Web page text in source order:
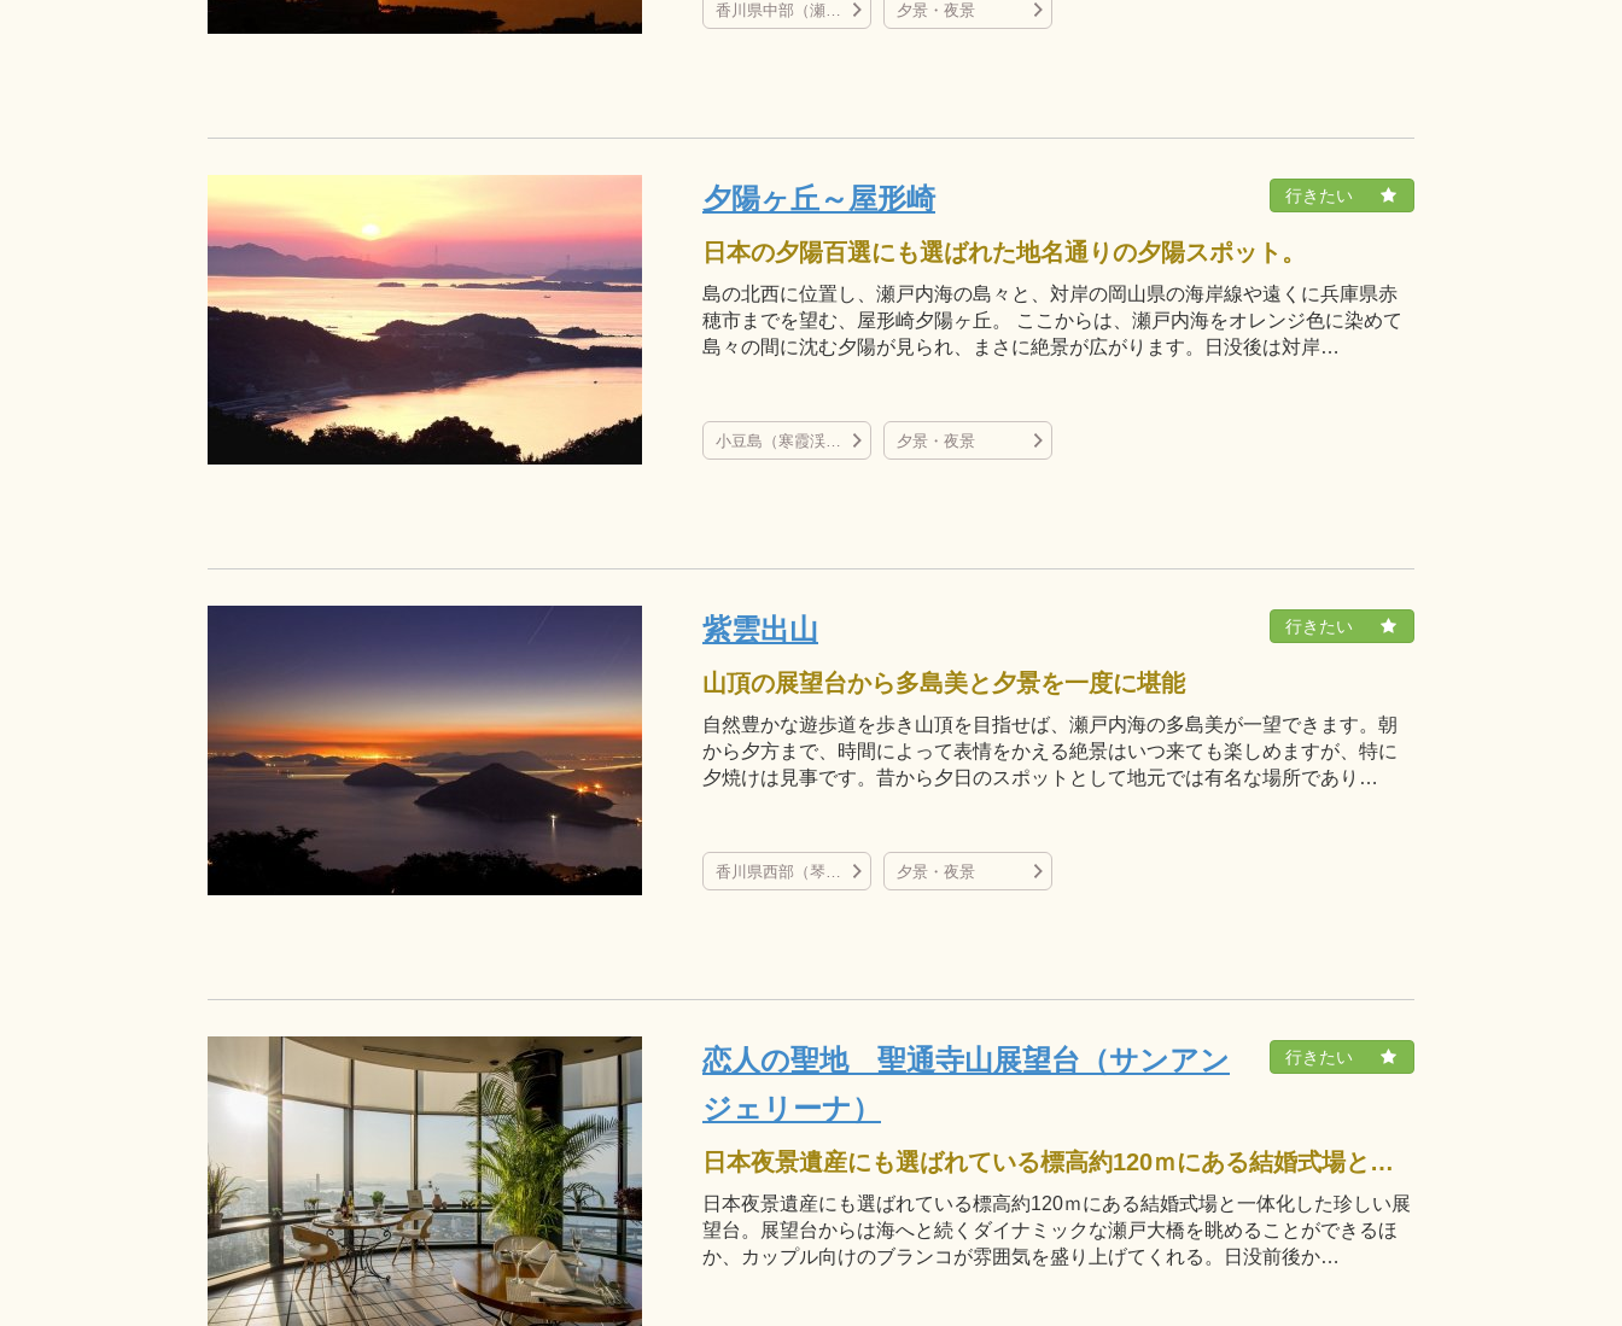
香川県中部（瀬戸大橋、丸亀城、金刀比羅宮など） 夕景・夜景
夕陽ヶ丘～屋形崎
日本の夕陽百選にも選ばれた地名通りの夕陽スポット。
島の北西に位置し、瀬戸内海の島々と、対岸の岡山県の海岸線や遠くに兵庫県赤
穂市までを望む、屋形崎夕陽ヶ丘。 ここからは、瀬戸内海をオレンジ色に染めて
島々の間に沈む夕陽が見られ、まさに絶景が広がります。日没後は対岸…
小豆島（寒霞渓など） 夕景・夜景
紫雲出山
山頂の展望台から多島美と夕景を一度に堪能
自然豊かな遊歩道を歩き山頂を目指せば、瀬戸内海の多島美が一望できます。朝
から夕方まで、時間によって表情をかえる絶景はいつ来ても楽しめますが、特に
夕焼けは見事です。昔から夕日のスポットとして地元では有名な場所であり…
香川県西部（琴弾公園など） 夕景・夜景
恋人の聖地 聖通寺山展望台（サンアン
ジェリーナ）
日本夜景遺産にも選ばれている標高約120ｍにある結婚式場と一体化した珍しい展望台。展望台からは海へと続くダイナミックな瀬戸大橋を眺めることができるほか、カップル向けのブランコが雰囲気を盛り上げてくれる。日没前後か…
日本夜景遺産にも選ばれている標高約120ｍにある結婚式場と一体化した珍しい展
望台。展望台からは海へと続くダイナミックな瀬戸大橋を眺めることができるほ
か、カップル向けのブランコが雰囲気を盛り上げてくれる。日没前後か…